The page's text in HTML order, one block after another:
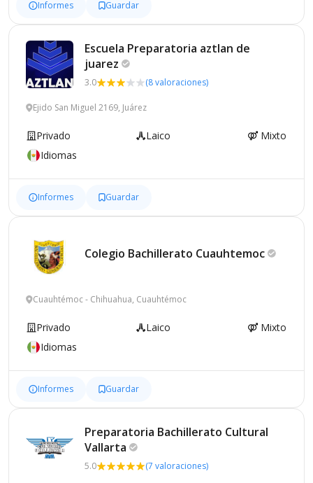
Informes Guardar
Escuela Preparatoria aztlan de
juarez
3.0 (8 valoraciones)
Ejido San Miguel 2169, Juárez
Privado Laico
Mixto
Idiomas
Informes Guardar
Colegio Bachillerato Cuauhtemoc
Cuauhtémoc - Chihuahua, Cuauhtémoc
Privado Laico
Mixto
Idiomas
Informes Guardar
Preparatoria Bachillerato Cultural
Vallarta
5.0 (7 valoraciones)